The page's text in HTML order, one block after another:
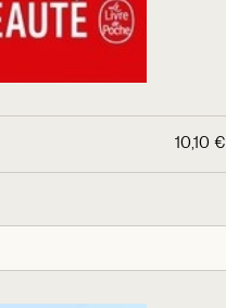
10,10 €